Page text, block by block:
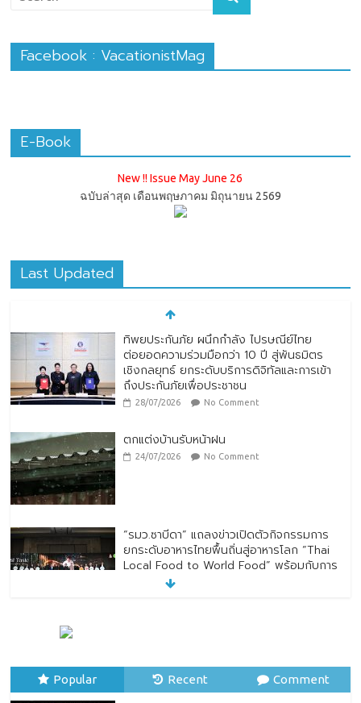
Facebook : VacationistMag
E-Book
New !! Issue May June 26
ฉบับล่าสุด เดือนพฤษภาคม มิถุนายน 2569
Last Updated
ทิพยประกันภัย ผนึกกำลัง ไปรษณีย์ไทย
ต่อยอดความร่วมมือกว่า 10 ปี สู่พันธมิตร
เชิงกลยุทธ์ ยกระดับบริการดิจิทัลและการเข้า
ถึงประกันภัยเพื่อประชาชน
28/07/2026 No Comment
ตกแต่งบ้านรับหน้าฝน
24/07/2026 No Comment
“รมว.ซาบีดา” แถลงข่าวเปิดตัวกิจกรรมการ
ยกระดับอาหารไทยพื้นถิ่นสู่อาหารโลก “Thai
Local Food to World Food” พร้อมกับการ
เปิดตัวตราสัญลักษณ์ “Thailand Best
พระบาทสมเด็จพระปรเมนทรรามาธิบดีศรีสิน
ทรมหาวชิราลงกรณ พระวชิรเกล้าเจ้าอยู่หัว
Popular Recent Comment